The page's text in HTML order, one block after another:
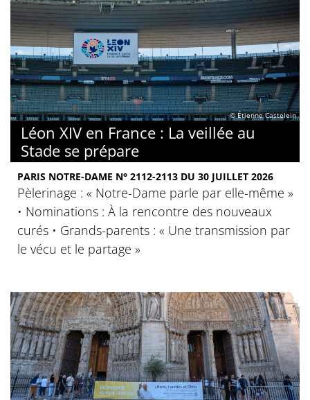
© Étienne Castelein
Léon XIV en France : La veillée au
Stade se prépare
PARIS NOTRE-DAME N° 2112-2113 DU 30 JUILLET 2026
Pèlerinage : « Notre-Dame parle par elle-même »
• Nominations : À la rencontre des nouveaux
curés • Grands-parents : « Une transmission par
le vécu et le partage »